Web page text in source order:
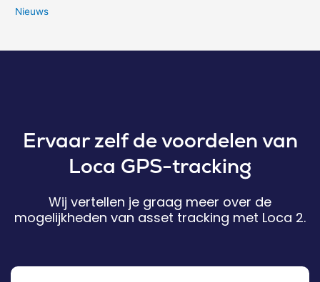
Nieuws
Ervaar zelf de voordelen van
Loca GPS-tracking
Wij vertellen je graag meer over de
mogelijkheden van asset tracking met Loca 2.